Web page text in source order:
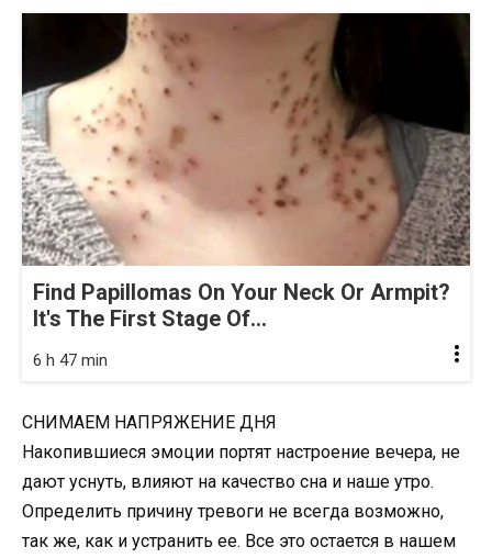
Find Papillomas On Your Neck Or Armpit?
It's The First Stage Of...
6 h 47 min
СНИМАЕМ НАПРЯЖЕНИЕ ДНЯ
Накопившиеся эмоции портят настроение вечера, не
дают уснуть, влияют на качество сна и наше утро.
Определить причину тревоги не всегда возможно,
так же, как и устранить ее. Все это остается в нашем